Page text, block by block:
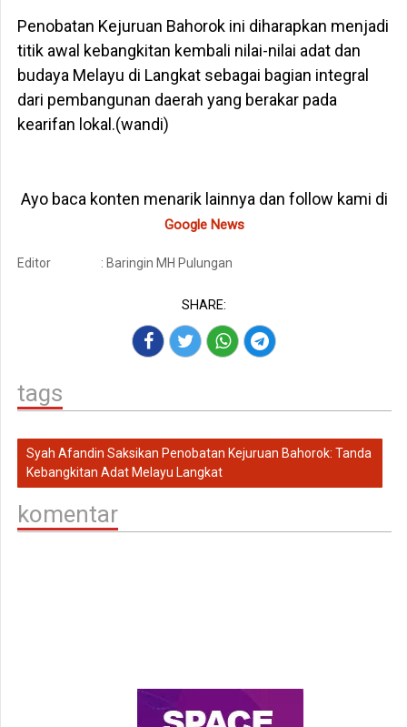
Penobatan Kejuruan Bahorok ini diharapkan menjadi
titik awal kebangkitan kembali nilai-nilai adat dan
budaya Melayu di Langkat sebagai bagian integral
dari pembangunan daerah yang berakar pada
kearifan lokal.(wandi)
Ayo baca konten menarik lainnya dan follow kami di
Google News
Editor : Baringin MH Pulungan
SHARE:
tags
Syah Afandin Saksikan Penobatan Kejuruan Bahorok: Tanda
Kebangkitan Adat Melayu Langkat
komentar